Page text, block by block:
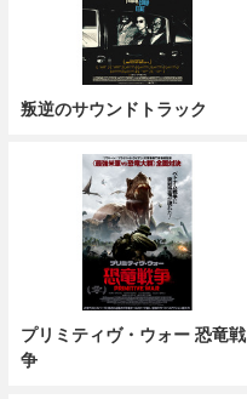
叛逆のサウンドトラック
プリミティヴ・ウォー 恐竜戦
争